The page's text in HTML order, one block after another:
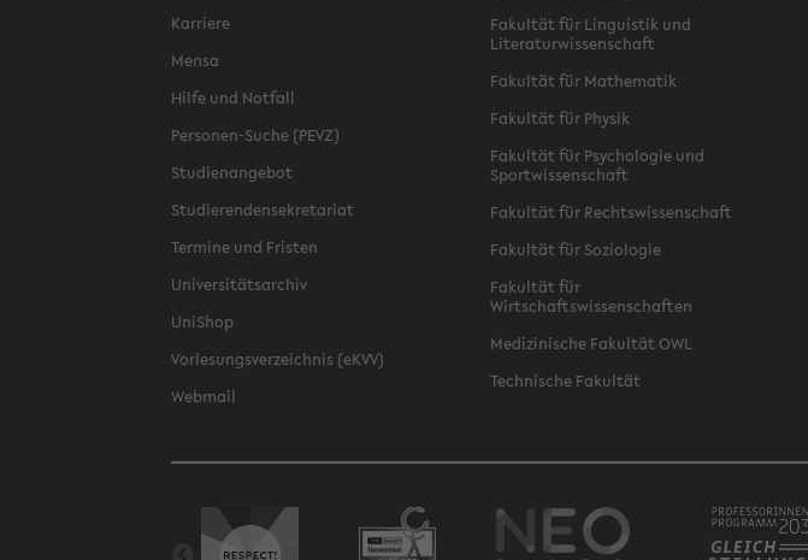
Karriere
Mensa
Hilfe und Notfall
Personen-Suche (PEVZ)
Studienangebot
Studierendensekretariat
Termine und Fristen
Universitätsarchiv
UniShop
Vorlesungsverzeichnis (eKVV)
Webmail
Fakultät für Linguistik und
Literaturwissenschaft
Fakultät für Mathematik
Fakultät für Physik
Fakultät für Psychologie und
Sportwissenschaft
Fakultät für Rechtswissenschaft
Fakultät für Soziologie
Fakultät für
Wirtschaftswissenschaften
Medizinische Fakultät OWL
Technische Fakultät